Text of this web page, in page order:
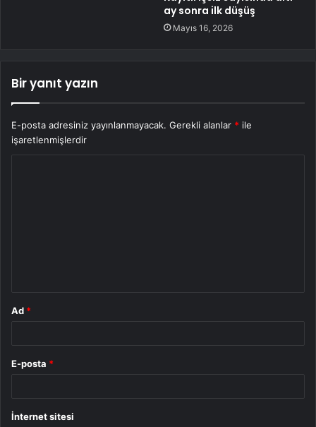
ay sonra ilk düşüş
Mayıs 16, 2026
Bir yanıt yazın
E-posta adresiniz yayınlanmayacak. Gerekli alanlar * ile
işaretlenmişlerdir
Ad *
E-posta *
İnternet sitesi